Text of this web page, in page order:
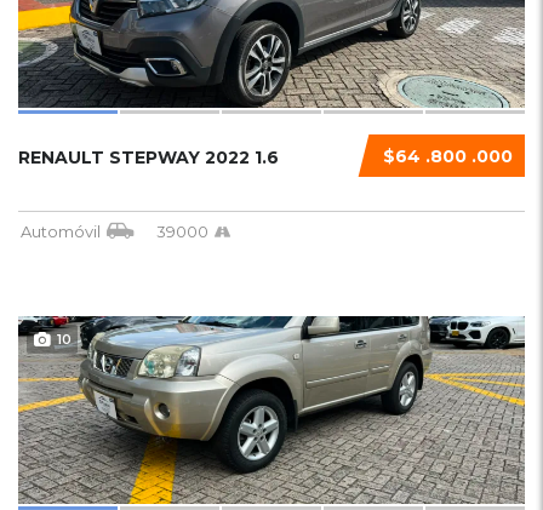
$64 .800 .000
RENAULT STEPWAY 2022 1.6
Automóvil 39000
10